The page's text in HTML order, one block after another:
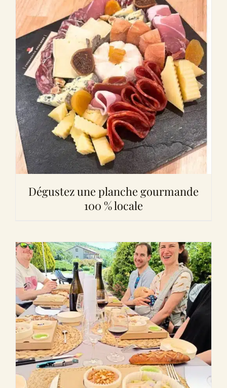
Dégustez une planche gourmande
100 % locale